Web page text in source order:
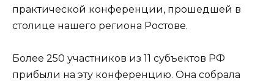
практической конференции, прошедшей в
столице нашего региона Ростове.
Более 250 участников из 11 субъектов РФ
прибыли на эту конференцию. Она собрала